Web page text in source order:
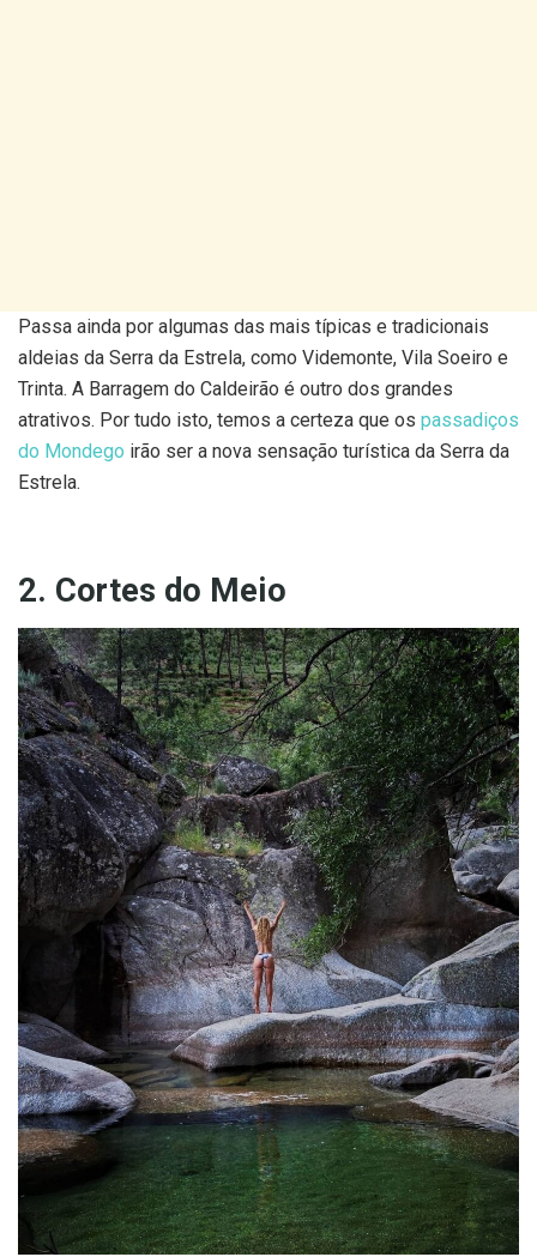
Passa ainda por algumas das mais típicas e tradicionais
aldeias da Serra da Estrela, como Videmonte, Vila Soeiro e
Trinta. A Barragem do Caldeirão é outro dos grandes
atrativos. Por tudo isto, temos a certeza que os passadiços
do Mondego irão ser a nova sensação turística da Serra da
Estrela.
2. Cortes do Meio